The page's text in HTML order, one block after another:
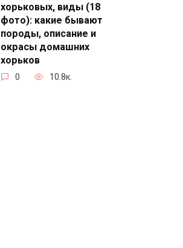
хорьковых, виды (18
фото): какие бывают
породы, описание и
окрасы домашних
хорьков
0 10.8к.